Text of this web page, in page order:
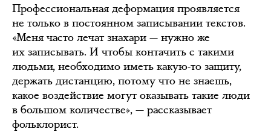
Профессиональная деформация проявляется
не только в постоянном записывании текстов.
«Меня часто лечат знахари — нужно же
их записывать. И чтобы контачить с такими
людьми, необходимо иметь какую-то защиту,
держать дистанцию, потому что не знаешь,
какое воздействие могут оказывать такие люди
в большом количестве», — рассказывает
фольклорист.